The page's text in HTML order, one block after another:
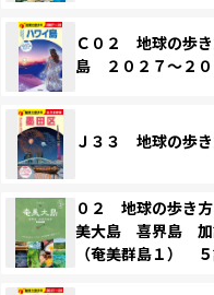
Ｃ０２ 地球の歩
島 ２０２７～２０
Ｊ３３ 地球の歩
０２ 地球の歩き
美大島 喜界島 加
（奄美群島１）